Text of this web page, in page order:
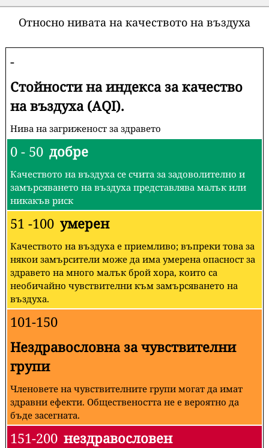
Относно нивата на качеството на въздуха
-
Стойности на индекса за качество
на въздуха (AQI).
Нива на загриженост за здравето
0 - 50 добре
Качеството на въздуха се счита за задоволително и
замърсяването на въздуха представлява малък или
никакъв риск
51 -100 умерен
Качеството на въздуха е приемливо; въпреки това за
някои замърсители може да има умерена опасност за
здравето на много малък брой хора, които са
необичайно чувствителни към замърсяването на
въздуха.
101-150
Нездравословна за чувствителни
групи
Членовете на чувствителните групи могат да имат
здравни ефекти. Обществеността не е вероятно да
бъде засегната.
151-200 нездравословен